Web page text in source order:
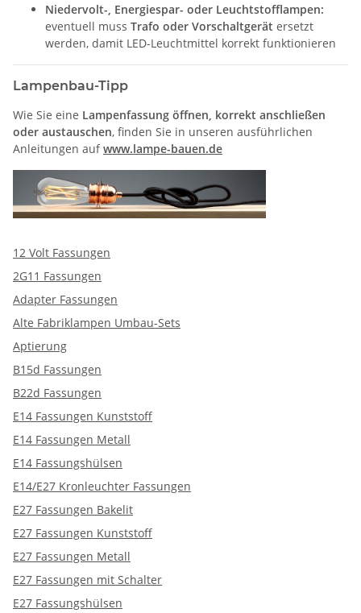
Niedervolt-, Energiespar- oder Leuchtstofflampen:
eventuell muss Trafo oder Vorschaltgerät ersetzt
werden, damit LED-Leuchtmittel korrekt funktionieren
Lampenbau-Tipp
Wie Sie eine Lampenfassung öffnen, korrekt anschließen
oder austauschen, finden Sie in unseren ausführlichen
Anleitungen aufwww.lampe-bauen.de
12 Volt Fassungen
2G11 Fassungen
Adapter Fassungen
Alte Fabriklampen Umbau-Sets
Aptierung
B15d Fassungen
B22d Fassungen
E14 Fassungen Kunststoff
E14 Fassungen Metall
E14 Fassungshülsen
E14/E27 Kronleuchter Fassungen
E27 Fassungen Bakelit
E27 Fassungen Kunststoff
E27 Fassungen Metall
E27 Fassungen mit Schalter
E27 Fassungshülsen